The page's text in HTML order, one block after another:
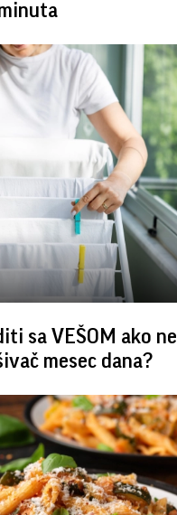
sa VEŠOM ako ne
mesec dana?